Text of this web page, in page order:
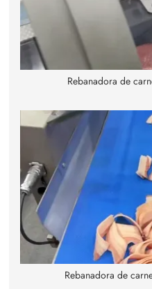
Rebanadora de
Rebanadora de